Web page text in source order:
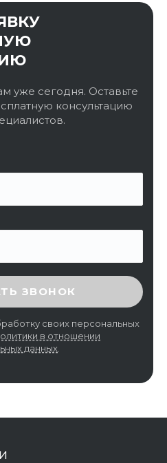
уже сегодня. Оставьте
консультацию
КОД
ЗВОНОК
своих персональных
в отношении
данных